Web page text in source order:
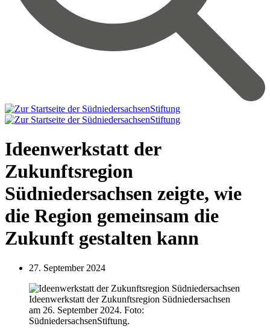
Ideenwerkstatt der
Zukunftsregion
Südniedersachsen zeigte, wie
die Region gemeinsam die
Zukunft gestalten kann
27. September 2024
Ideenwerkstatt der Zukunftsregion Südniedersachsen
am 26. September 2024. Foto:
SüdniedersachsenStiftung.